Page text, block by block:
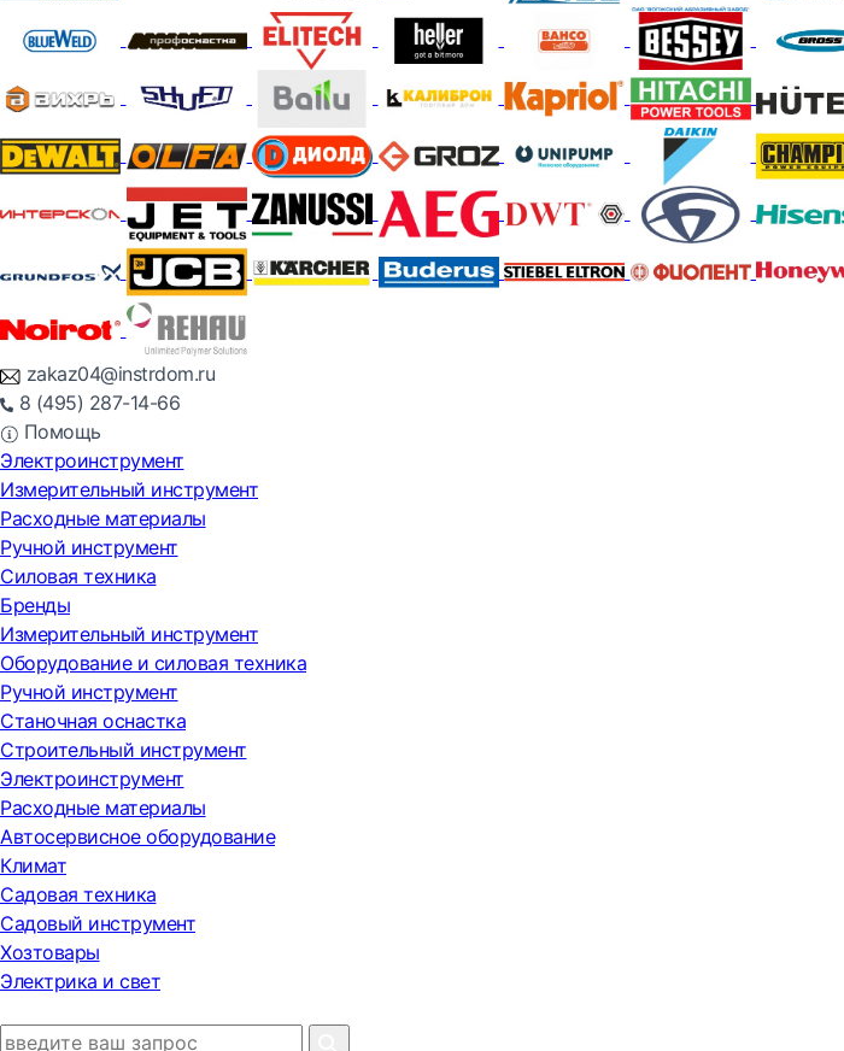
zakaz04@instrdom.ru
8 (495) 287-14-66
Помощь
Электроинструмент
Измерительный инструмент
Расходные материалы
Ручной инструмент
Силовая техника
Бренды
Измерительный инструмент
Оборудование и силовая техника
Ручной инструмент
Станочная оснастка
Строительный инструмент
Электроинструмент
Расходные материалы
Автосервисное оборудование
Климат
Садовая техника
Садовый инструмент
Хозтовары
Электрика и свет